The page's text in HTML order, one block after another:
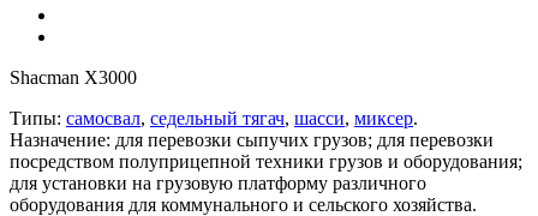
Shacman X3000
Типы: самосвал, седельный тягач, шасси, миксер.
Назначение: для перевозки сыпучих грузов; для перевозки
посредством полуприцепной техники грузов и оборудования;
для установки на грузовую платформу различного
оборудования для коммунального и сельского хозяйства.